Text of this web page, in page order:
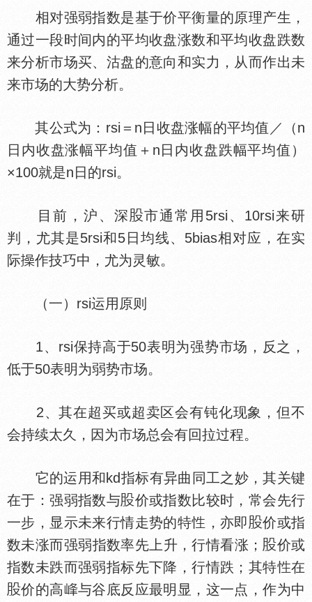
相对强弱指数是基于价平衡量的原理产生，
通过一段时间内的平均收盘涨数和平均收盘跌数
来分析市场买、沽盘的意向和实力，从而作出未
来市场的大势分析。
其公式为：rsi＝n日收盘涨幅的平均值／（n
日内收盘涨幅平均值＋n日内收盘跌幅平均值）
×100就是n日的rsi。
目前，沪、深
市通常用5rsi、10rsi来研
判，尤其是5rsi和5日均线、5bias相对应，在实
际
作技巧中，尤为灵敏。
（一）rsi运用原则
1、rsi保持高于50表明为强势市场，反之，
低于50表明为弱势市场。
2、其在超买或超卖区会有钝化现象，但不
会持续太久，因为市场总会有回拉过程。
它的运用和kd指标有异曲同工之妙，其关键
在于：强弱指数与
价或指数比较时，常会先行
一步，显示未来行情走势的特
，亦即
价或指
数未涨而强弱指数率先上升，行情看涨；
价或
指数未跌而强弱指标先下降，行情跌；其特
在
价的高
与谷底反应最明显，这一点，作为中